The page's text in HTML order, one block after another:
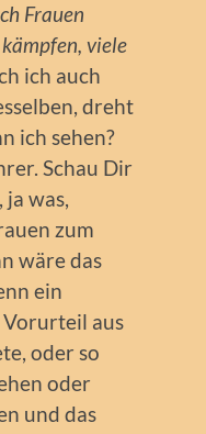
Frauen
viele
ich auch
dreht
ich sehen?
Schau Dir
ja was,
zum
wäre das
ein
aus
oder so
oder
und das